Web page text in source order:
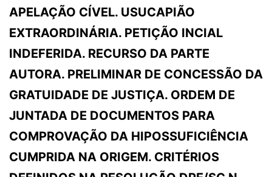
APELAÇÃO CÍVEL. USUCAPIÃO
EXTRAORDINÁRIA. PETIÇÃO INCIAL
INDEFERIDA. RECURSO DA PARTE
AUTORA. PRELIMINAR DE CONCESSÃO DA
GRATUIDADE DE JUSTIÇA. ORDEM DE
JUNTADA DE DOCUMENTOS PARA
COMPROVAÇÃO DA HIPOSSUFICIÊNCIA
CUMPRIDA NA ORIGEM. CRITÉRIOS